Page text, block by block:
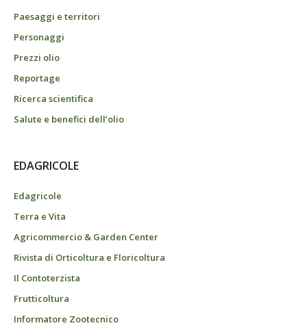
Paesaggi e territori
Personaggi
Prezzi olio
Reportage
Ricerca scientifica
Salute e benefici dell’olio
EDAGRICOLE
Edagricole
Terra e Vita
Agricommercio & Garden Center
Rivista di Orticoltura e Floricoltura
Il Contoterzista
Frutticoltura
Informatore Zootecnico